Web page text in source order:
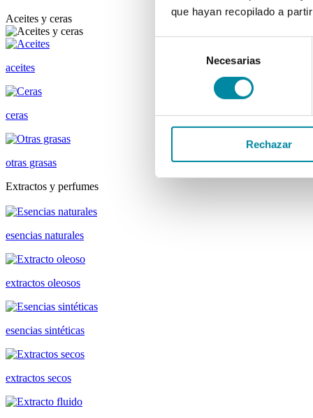
que hayan recopilado a
consentimiento
Necesarias
Rechazar
Aceites y ceras
aceites
ceras
otras grasas
Extractos y perfumes
esencias naturales
extractos oleosos
esencias sintéticas
extractos secos